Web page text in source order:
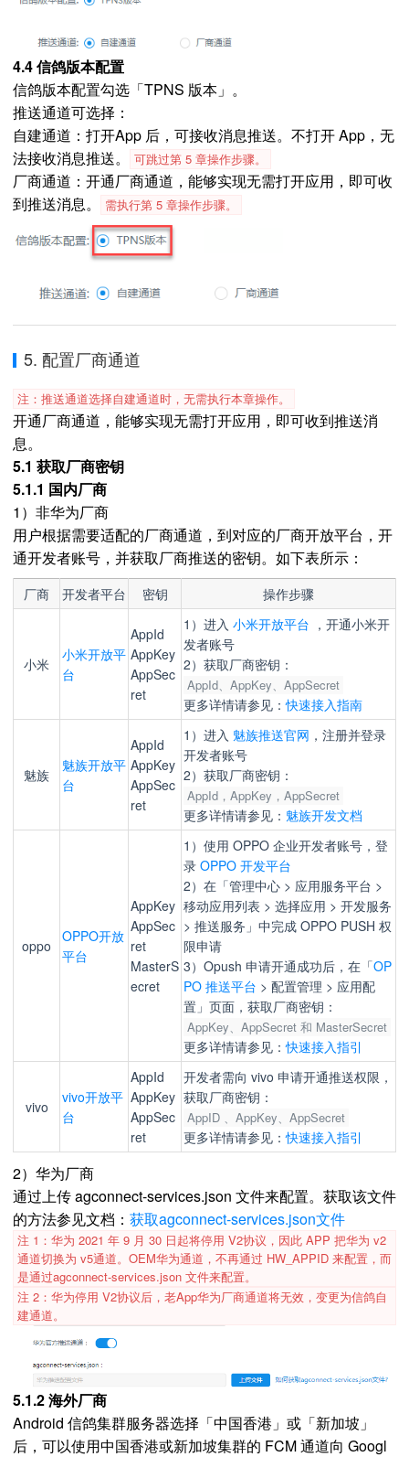
4.4 信鸽版本配置
信鸽版本配置勾选「TPNS 版本」。
推送通道可选择：
自建通道：打开App 后，可接收消息推送。不打开 App，无
法接收消息推送。
可跳过第 5 章操作步骤。
厂商通道：开通厂商通道，能够实现无需打开应用，即可收
到推送消息。
需执行第 5 章操作步骤。
5. 配置厂商通道
注：推送通道选择自建通道时，无需执行本章操作。
开通厂商通道，能够实现无需打开应用，即可收到推送消
息。
5.1 获取厂商密钥
5.1.1 国内厂商
1）非华为厂商
用户根据需要适配的厂商通道，到对应的厂商开放平台，开
通开发者账号，并获取厂商推送的密钥。如下表所示：
厂商 开发者平台 密钥 操作步骤
小米
小米开放平
台
AppId
AppKey
AppSec
ret
1）进入 小米开放平台 ，开通小米开
发者账号
2）获取厂商密钥：
AppId、AppKey、AppSecret
更多详情请参见：快速接入指南
魅族
魅族开放平
台
AppId
AppKey
AppSec
ret
1）进入 魅族推送官网 ，注册并登录
开发者账号
2）获取厂商密钥：
AppId，AppKey，AppSecret
更多详情请参见： 魅族开发文档
oppo
OPPO开放
平台
AppKey
AppSec
ret
MasterS
ecret
1）使用 OPPO 企业开发者账号，登
录 OPPO 开发平台
2）在「管理中心 > 应用服务平台 >
移动应用列表 > 选择应用 > 开发服务
> 推送服务」中完成 OPPO PUSH 权
限申请
3）Opush 申请开通成功后，在「OP
PO 推送平台 > 配置管理 > 应用配
置」页面，获取厂商密钥：
AppKey、AppSecret 和 MasterSecret
更多详情请参见：快速接入指引
vivo
vivo开放平
台
AppId
AppKey
AppSec
ret
开发者需向 vivo 申请开通推送权限，
获取厂商密钥：
AppID 、AppKey、AppSecret
更多详情请参见：快速接入指引
2）华为厂商
通过上传 agconnect-services.json 文件来配置。获取该文件
的方法参见文档： 获取agconnect-services.json文件
注 1：华为 2021 年 9 月 30 日起将停用 V2协议，因此 APP 把华为 v2
通道切换为 v5通道。OEM华为通道，不再通过 HW_APPID 来配置，而
是通过agconnect-services.json 文件来配置。
注 2：华为停用 V2协议后，老App华为厂商通道将无效，变更为信鸽自
建通道。
5.1.2 海外厂商
Android 信鸽集群服务器选择「中国香港」或「新加坡」
后，可以使用中国香港或新加坡集群的 FCM 通道向 Googl